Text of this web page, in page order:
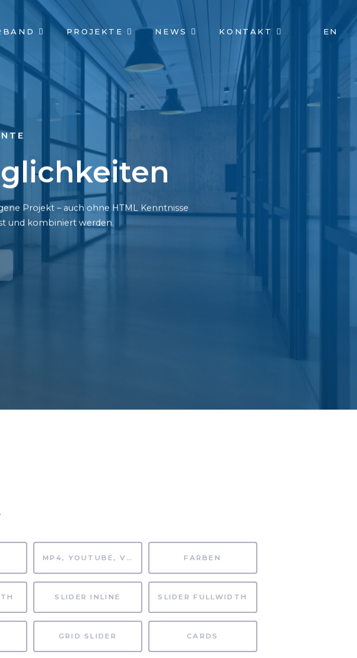
PROJEKTE NEWS KONTAKT EN
Projekt – auch ohne HTML Kenntnisse
und kombiniert werden.
MP4, YOUTUBE, VIMEO FARBEN
SLIDER INLINE SLIDER FULLWIDTH
GRID SLIDER CARDS